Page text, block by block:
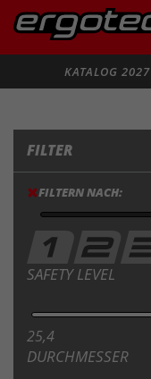
KATALOG 2027
FILTER
FILTERN NACH:
SAFETY LEVEL
25,4
DURCHMESSER